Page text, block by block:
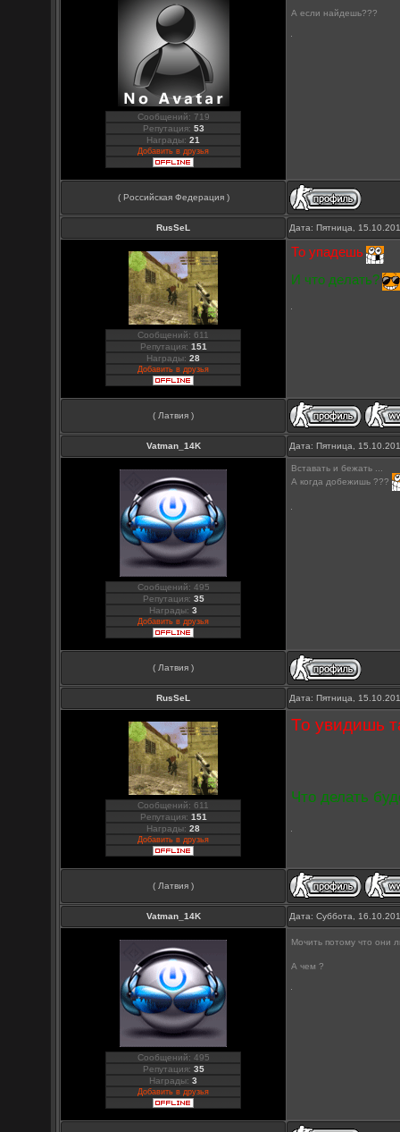
Сообщений: 719
Репутация: 53
Награды:21
Добавить в друзья
А если найдешь???
( Российская Федерация )
RusSeL Дата: Пятница,
Сообщений: 611
Репутация: 151
Награды:28
Добавить в друзья
То упадешь
И что делать?
( Латвия )
Vatman_14K Дата: Пятница,
Сообщений: 495
Репутация: 35
Награды:3
Добавить в друзья
Вставать и бежать ...
А когда добежишь ???
( Латвия )
RusSeL Дата: Пятница,
Сообщений: 611
Репутация: 151
Награды:28
Добавить в друзья
То увидишь
Что делать
( Латвия )
Vatman_14K Дата: Суббота,
Сообщений: 495
Репутация: 35
Награды:3
Добавить в друзья
Мочить потому что они
А чем ?